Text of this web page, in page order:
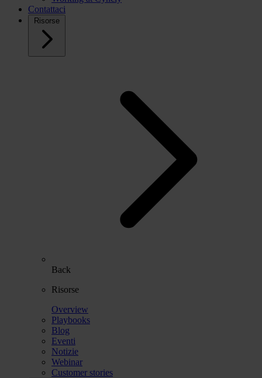
Contattaci
Risorse
Back
Risorse
Overview
Playbooks
Blog
Eventi
Notizie
Webinar
Customer stories